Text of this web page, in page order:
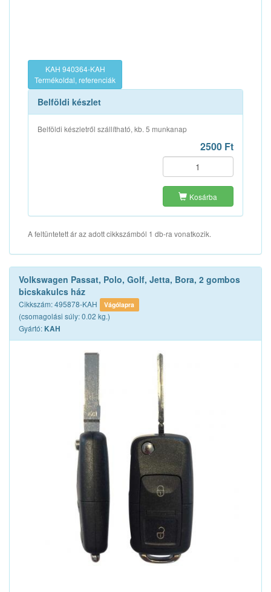
KAH 940364-KAH
Termékoldal, referenciák
Belföldi készlet
Belföldi készletről szállítható, kb. 5 munkanap
2500 Ft
Kosárba
A feltüntetett ár az adott cikkszámból 1 db-ra vonatkozik.
Volkswagen Passat, Polo, Golf, Jetta, Bora, 2 gombos
bicskakulcs ház
Cikkszám: 495878-KAH Vágólapra
(csomagolási súly: 0.02 kg.)
Gyártó: KAH